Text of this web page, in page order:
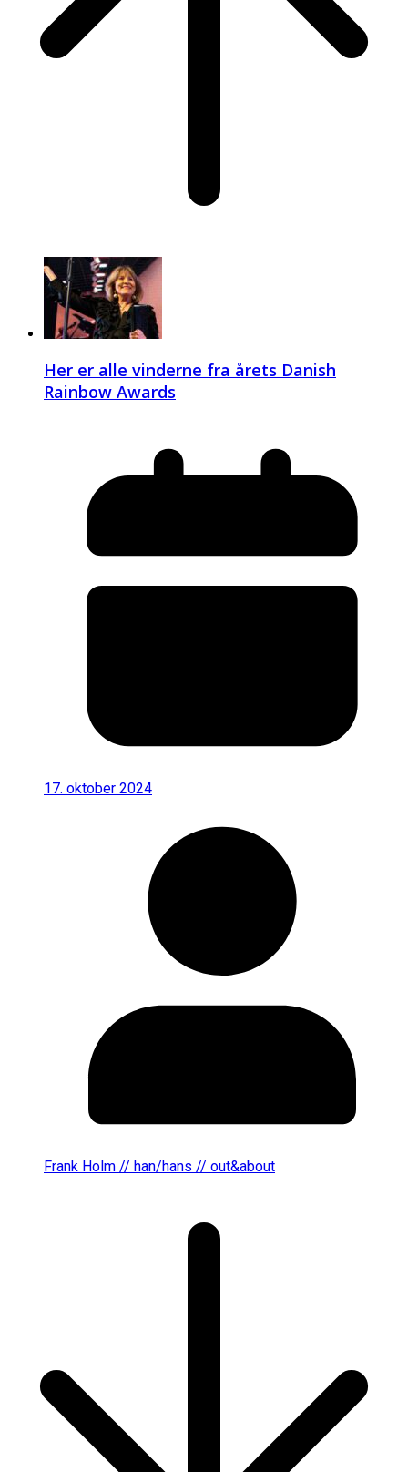
Her er alle vinderne fra årets Danish
Rainbow Awards
17. oktober 2024
Frank Holm // han/hans // out&about